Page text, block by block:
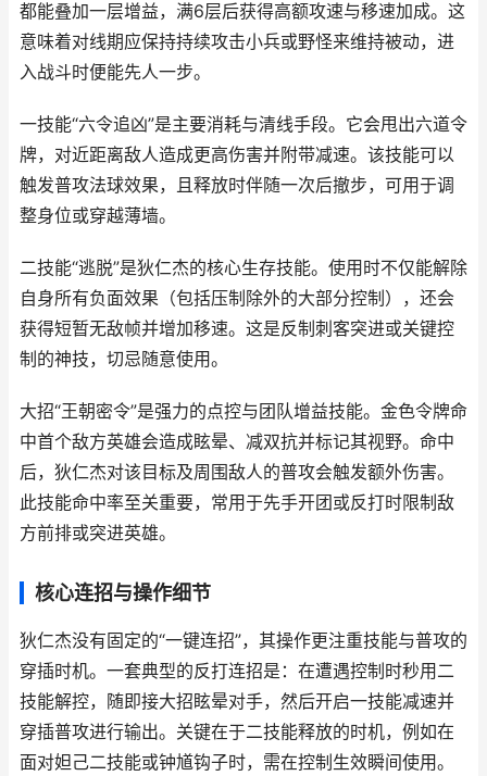
都能叠加一层增益，满6层后获得高额攻速与移速加成。这
意味着对线期应保持持续攻击小兵或野怪来维持被动，进
入战斗时便能先人一步。
一技能“六令追凶”是主要消耗与清线手段。它会甩出六道令
牌，对近距离敌人造成更高伤害并附带减速。该技能可以
触发普攻法球效果，且释放时伴随一次后撤步，可用于调
整身位或穿越薄墙。
二技能“逃脱”是狄仁杰的核心生存技能。使用时不仅能解除
自身所有负面效果（包括压制除外的大部分控制），还会
获得短暂无敌帧并增加移速。这是反制刺客突进或关键控
制的神技，切忌随意使用。
大招“王朝密令”是强力的点控与团队增益技能。金色令牌命
中首个敌方英雄会造成眩晕、减双抗并标记其视野。命中
后，狄仁杰对该目标及周围敌人的普攻会触发额外伤害。
此技能命中率至关重要，常用于先手开团或反打时限制敌
方前排或突进英雄。
核心连招与操作细节
狄仁杰没有固定的“一键连招”，其操作更注重技能与普攻的
穿插时机。一套典型的反打连招是：在遭遇控制时秒用二
技能解控，随即接大招眩晕对手，然后开启一技能减速并
穿插普攻进行输出。关键在于二技能释放的时机，例如在
面对妲己二技能或钟馗钩子时，需在控制生效瞬间使用。